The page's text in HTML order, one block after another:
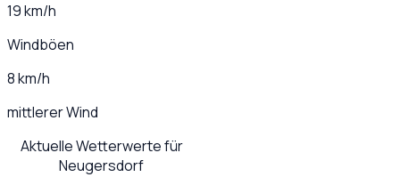
19 km/h
Windböen
8 km/h
mittlerer Wind
Aktuelle Wetterwerte für
Neugersdorf